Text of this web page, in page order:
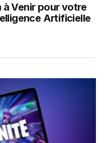
à Venir pour votre
Artificielle